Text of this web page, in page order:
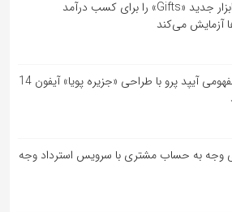
اینستاگرام ابزار جدید «Gifts» را برای کسب درآمد
آزمایش می‌کند
طرح‌های مفهومی آیپد پرو با طراحی «جزیره پویا» آیفون 14
وجه به حساب مشتری با سرویس استرداد وجه